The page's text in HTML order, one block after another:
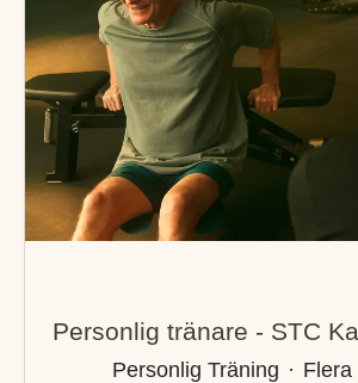
Personlig tränare - STC
Personlig Träning · Flera